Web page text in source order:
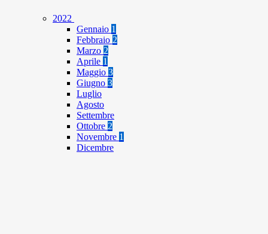
2022
Gennaio 1
Febbraio 2
Marzo 2
Aprile 1
Maggio 3
Giugno 3
Luglio
Agosto
Settembre
Ottobre 2
Novembre 1
Dicembre